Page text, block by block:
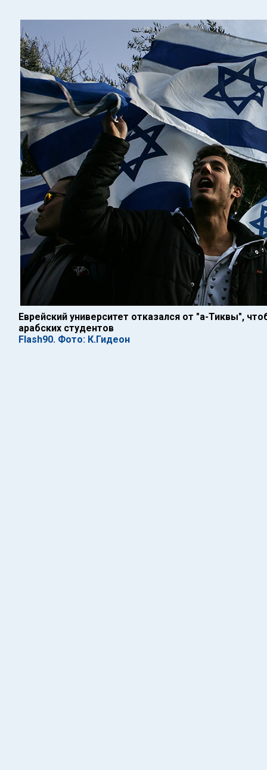
Еврейский университет отказался от "а-Тиквы",
арабских студентов
Flash90. Фото: К.Гидеон